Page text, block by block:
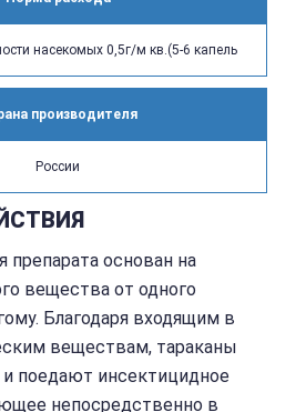
насекомых 0,5г/м кв.(5-6 капель
производителя
России
препарата основан на
вещества от одного
Благодаря входящим в
веществам, тараканы
и поедают инсектицидное
непосредственно в